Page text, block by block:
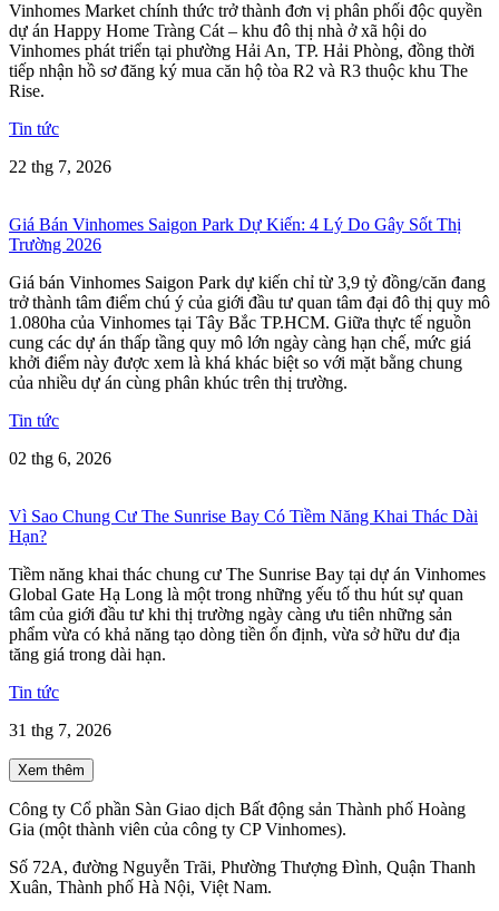
Vinhomes Market chính thức trở thành đơn vị phân phối độc quyền
dự án Happy Home Tràng Cát – khu đô thị nhà ở xã hội do
Vinhomes phát triển tại phường Hải An, TP. Hải Phòng, đồng thời
tiếp nhận hồ sơ đăng ký mua căn hộ tòa R2 và R3 thuộc khu The
Rise.
Tin tức
22 thg 7, 2026
Giá Bán Vinhomes Saigon Park Dự Kiến: 4 Lý Do Gây Sốt Thị
Trường 2026
Giá bán Vinhomes Saigon Park dự kiến chỉ từ 3,9 tỷ đồng/căn đang
trở thành tâm điểm chú ý của giới đầu tư quan tâm đại đô thị quy mô
1.080ha của Vinhomes tại Tây Bắc TP.HCM. Giữa thực tế nguồn
cung các dự án thấp tầng quy mô lớn ngày càng hạn chế, mức giá
khởi điểm này được xem là khá khác biệt so với mặt bằng chung
của nhiều dự án cùng phân khúc trên thị trường.
Tin tức
02 thg 6, 2026
Vì Sao Chung Cư The Sunrise Bay Có Tiềm Năng Khai Thác Dài
Hạn?
Tiềm năng khai thác chung cư The Sunrise Bay tại dự án Vinhomes
Global Gate Hạ Long là một trong những yếu tố thu hút sự quan
tâm của giới đầu tư khi thị trường ngày càng ưu tiên những sản
phẩm vừa có khả năng tạo dòng tiền ổn định, vừa sở hữu dư địa
tăng giá trong dài hạn.
Tin tức
31 thg 7, 2026
Xem thêm
Công ty Cổ phần Sàn Giao dịch Bất động sản Thành phố Hoàng
Gia (một thành viên của công ty CP Vinhomes).
Số 72A, đường Nguyễn Trãi, Phường Thượng Đình, Quận Thanh
Xuân, Thành phố Hà Nội, Việt Nam.